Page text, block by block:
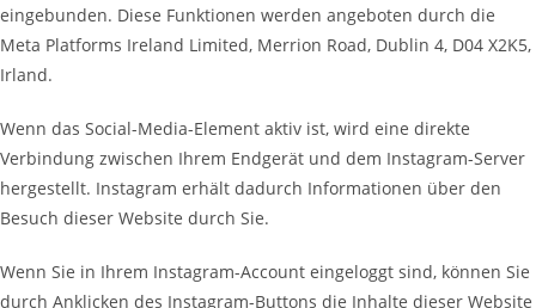
eingebunden. Diese Funktionen werden angeboten durch die
Meta Platforms Ireland Limited, Merrion Road, Dublin 4, D04 X2K5,
Irland.
Wenn das Social-Media-Element aktiv ist, wird eine direkte
Verbindung zwischen Ihrem Endgerät und dem Instagram-Server
hergestellt. Instagram erhält dadurch Informationen über den
Besuch dieser Website durch Sie.
Wenn Sie in Ihrem Instagram-Account eingeloggt sind, können Sie
durch Anklicken des Instagram-Buttons die Inhalte dieser Website